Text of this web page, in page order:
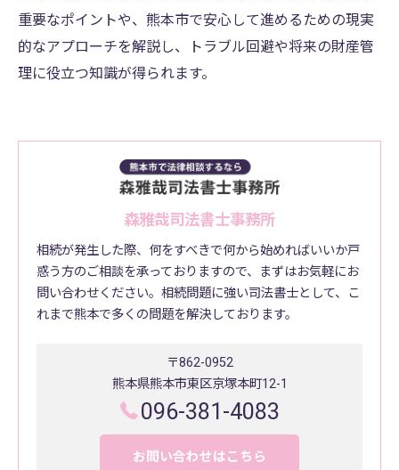
重要なポイントや、熊本市で安心して進めるための現実
的なアプローチを解説し、トラブル回避や将来の財産管
理に役立つ知識が得られます。
森雅哉司法書士事務所
相続が発生した際、何をすべきで何から始めればいいか戸
惑う方のご相談を承っておりますので、まずはお気軽にお
問い合わせください。相続問題に強い司法書士として、こ
れまで熊本で多くの問題を解決しております。
〒862-0952
熊本県熊本市東区京塚本町12-1
096-381-4083
お問い合わせはこちら